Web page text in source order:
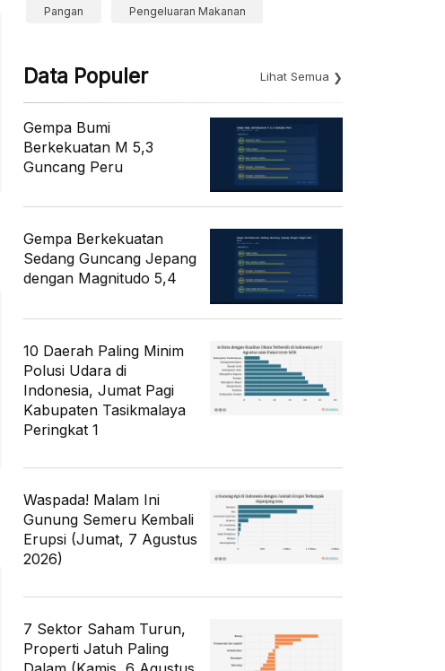
Pangan Pengeluaran Makanan
Data Populer Lihat Semua
Gempa Bumi
Berkekuatan M 5,3
Guncang Peru
Gempa Berkekuatan
Sedang Guncang Jepang
dengan Magnitudo 5,4
10 Daerah Paling Minim
Polusi Udara di
Indonesia, Jumat Pagi
Kabupaten Tasikmalaya
Peringkat 1
Waspada! Malam Ini
Gunung Semeru Kembali
Erupsi (Jumat, 7 Agustus
2026)
7 Sektor Saham Turun,
Properti Jatuh Paling